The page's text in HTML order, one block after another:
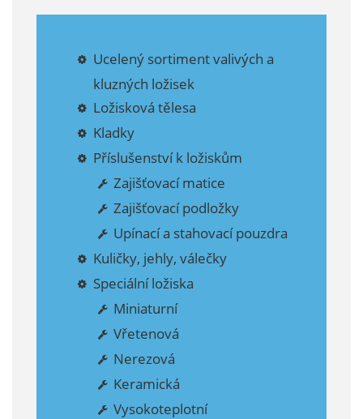
Ucelený sortiment valivých a
kluzných ložisek
Ložisková tělesa
Kladky
Příslušenství k ložiskům
Zajišťovací matice
Zajišťovací podložky
Upínací a stahovací pouzdra
Kuličky, jehly, válečky
Speciální ložiska
Miniaturní
Vřetenová
Nerezová
Keramická
Vysokoteplotní